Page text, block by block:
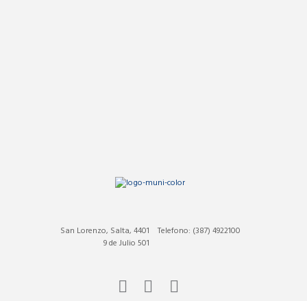
Telefono: (387) 4922100
San Lorenzo, Salta, 4401
9 de Julio 501